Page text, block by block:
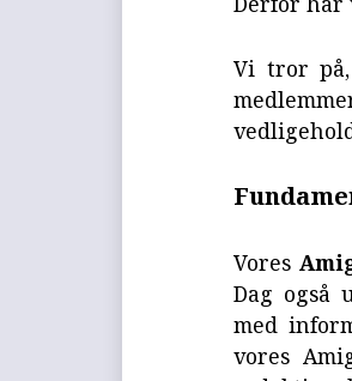
Vi tror
Vores
Dag også
med
vores